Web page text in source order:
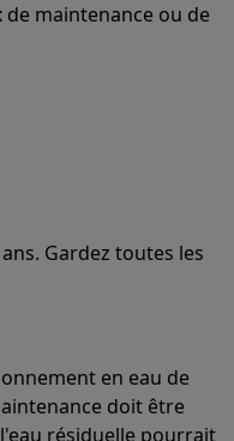
maintenance ou de
Gardez toutes les
en eau de
doit être
résiduelle pourrait